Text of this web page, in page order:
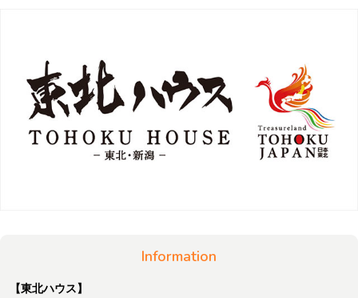
Information
【東北ハウス】